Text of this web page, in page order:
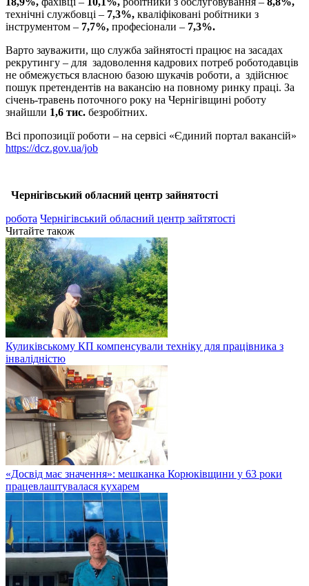
технічні службовці – 7,3%, кваліфіковані робітники з
інструментом – 7,7%, професіонали – 7,3%.
Варто зауважити, що служба зайнятості працює на засадах
рекрутингу – для задоволення кадрових потреб роботодавців
не обмежується власною базою шукачів роботи, а здійснює
пошук претендентів на вакансію на повному ринку праці. За
січень-травень поточного року на Чернігівщині роботу
знайшли 1,6 тис. безробітних.
Всі пропозиції роботи – на сервісі «Єдиний портал вакансій»
https://dcz.gov.ua/job
Чернігівський обласний центр зайнятості
робота Чернігівський обласний центр зайтятості
Читайте також
Куликівському КП компенсували техніку для працівника з
інвалідністю
«Досвід має значення»: мешканка Корюківщини у 63 роки
працевлаштувалася кухарем